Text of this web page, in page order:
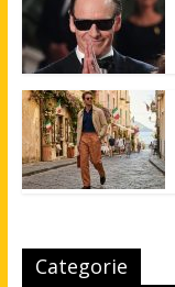
Categorie